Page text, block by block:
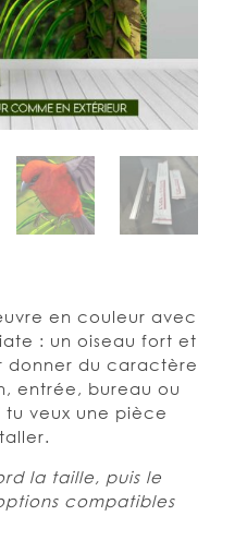
en couleur avec
: un oiseau fort et
donner du caractère
entrée, bureau ou
veux une pièce
la taille, puis le
compatibles